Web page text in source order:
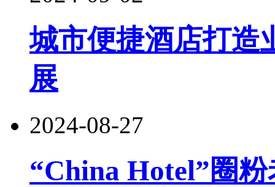
城市便捷酒店打造
展
2024-08-27
“China Hotel”圈